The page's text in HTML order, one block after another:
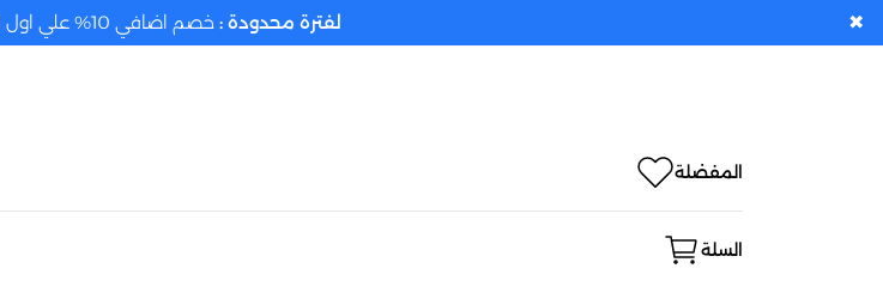
المفضلة
السلة
لفترة محدودة : خصم اضافي 10% علي اول اوردر ليك بكوبون ✖